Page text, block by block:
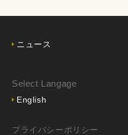
ニュース
Select Langage
English
プライバシーポリシー